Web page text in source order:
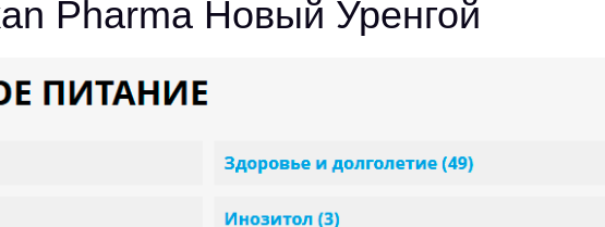
Pharma Новый Уренгой